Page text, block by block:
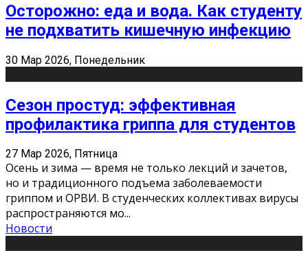
Осторожно: еда и вода. Как студенту
не подхватить кишечную инфекцию
30 Мар 2026, Понедельник
Сезон простуд: эффективная
профилактика гриппа для студентов
27 Мар 2026, Пятница
Осень и зима — время не только лекций и зачетов,
но и традиционного подъема заболеваемости
гриппом и ОРВИ. В студенческих коллективах вирусы
распространяются мо...
Новости